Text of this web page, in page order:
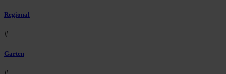
Regional
#
Garten